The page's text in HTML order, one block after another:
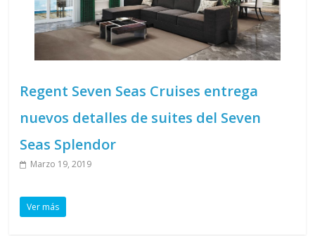
Regent Seven Seas Cruises entrega
nuevos detalles de suites del Seven
Seas Splendor
Marzo 19, 2019
Ver más